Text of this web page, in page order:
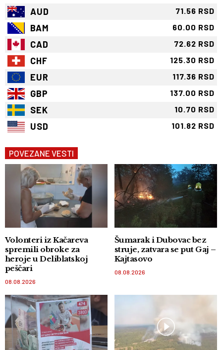
AUD 71.56 RSD
BAM 60.00 RSD
CAD 72.62 RSD
CHF 125.30 RSD
EUR 117.36 RSD
GBP 137.00 RSD
SEK 10.70 RSD
USD 101.82 RSD
POVEZANE VESTI
Volonteri iz Kačareva
spremili obroke za
heroje u Deliblatskoj
peščari
08.08.2026
Šumarak i Dubovac bez
struje, zatvara se put Gaj –
Kajtasovo
08.08.2026